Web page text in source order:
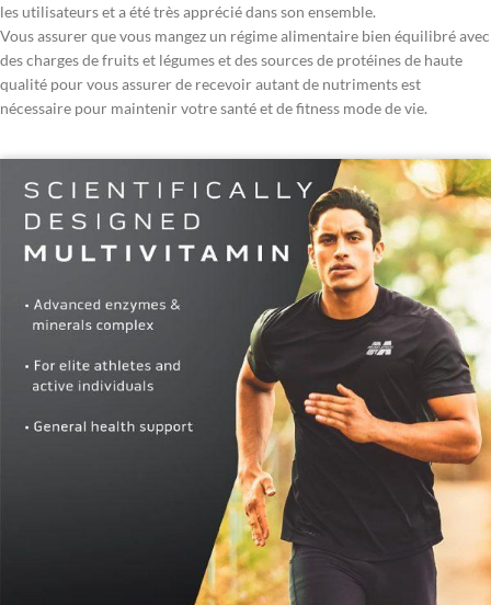
les utilisateurs et a été très apprécié dans son ensemble.
Vous assurer que vous mangez un régime alimentaire bien équilibré avec
des charges de fruits et légumes et des sources de protéines de haute
qualité pour vous assurer de recevoir autant de nutriments est
nécessaire pour maintenir votre santé et de fitness mode de vie.